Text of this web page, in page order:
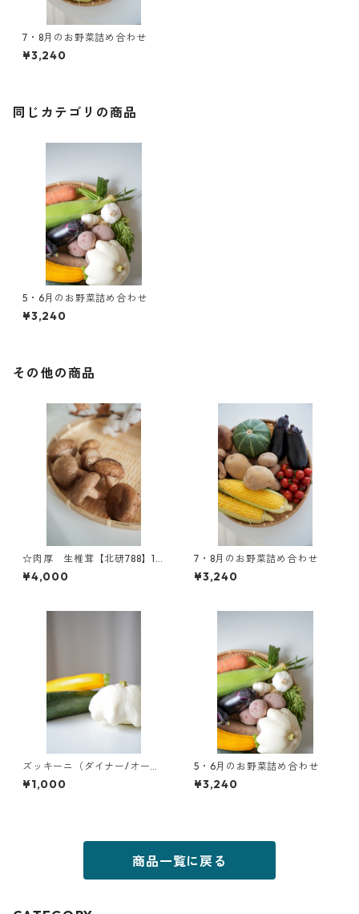
7・8月のお野菜詰め合わせ
¥3,240
同じカテゴリの商品
5・6月のお野菜詰め合わせ
¥3,240
その他の商品
☆肉厚 生椎茸【北研788】1k
g
¥4,000
7・8月のお野菜詰め合わせ
¥3,240
ズッキーニ（ダイナー/オータ
¥1,000
5・6月のお野菜詰め合わせ
¥3,240
商品一覧に戻る